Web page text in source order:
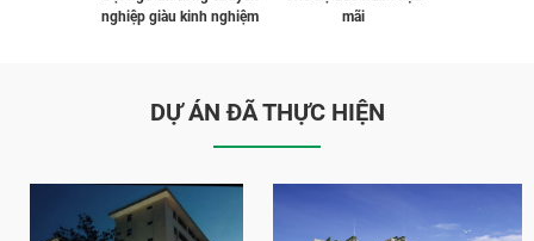
nghiệp giàu kinh nghiệm
mãi
DỰ ÁN ĐÃ THỰC HIỆN